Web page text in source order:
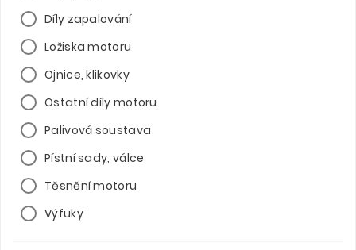
Díly zapalování
Ložiska motoru
Ojnice, klikovky
Ostatní díly motoru
Palivová soustava
Pístní sady, válce
Těsnění motoru
Výfuky